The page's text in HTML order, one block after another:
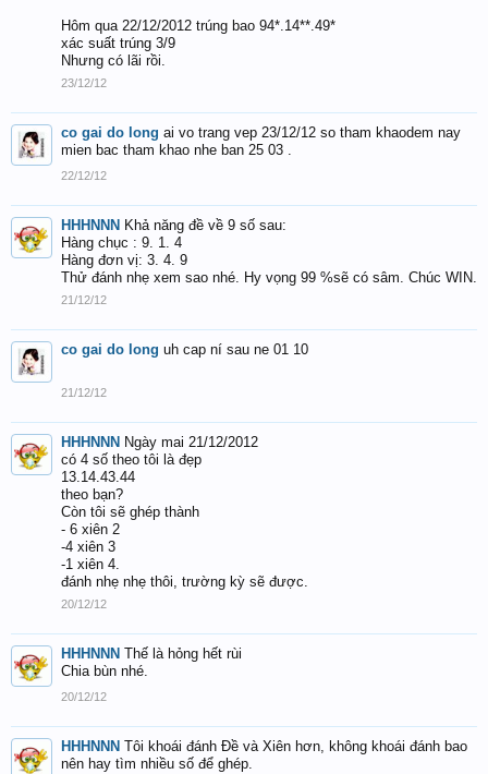
Hôm qua 22/12/2012 trúng bao 94*.14**.49*
xác suất trúng 3/9
Nhưng có lãi rồi.
23/12/12
co gai do long ai vo trang vep 23/12/12 so tham khaodem nay
mien bac tham khao nhe ban 25 03 .
22/12/12
HHHNNN Khả năng đề về 9 số sau:
Hàng chục : 9. 1. 4
Hàng đơn vị: 3. 4. 9
Thử đánh nhẹ xem sao nhé. Hy vọng 99 %sẽ có sâm. Chúc WIN.
21/12/12
co gai do long uh cap ní sau ne 01 10
21/12/12
HHHNNN Ngày mai 21/12/2012
có 4 số theo tôi là đẹp
13.14.43.44
theo bạn?
Còn tôi sẽ ghép thành
- 6 xiên 2
-4 xiên 3
-1 xiên 4.
đánh nhẹ nhẹ thôi, trường kỳ sẽ được.
20/12/12
HHHNNN Thế là hỏng hết rùi
Chia bùn nhé.
20/12/12
HHHNNN Tôi khoái đánh Đề và Xiên hơn, không khoái đánh bao
nên hay tìm nhiều số để ghép.